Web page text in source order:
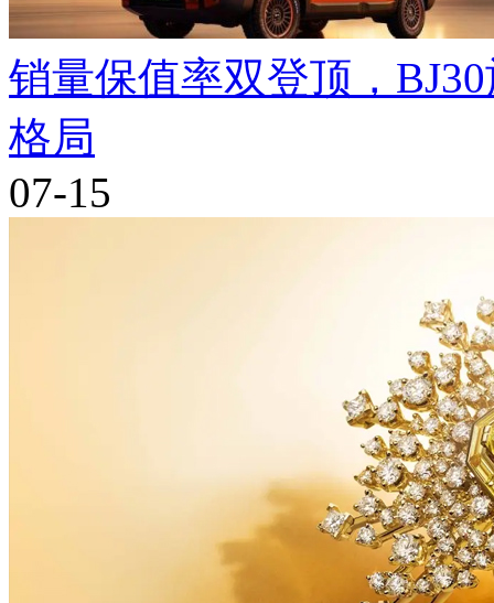
销量保值率双登顶，
格局
07-15